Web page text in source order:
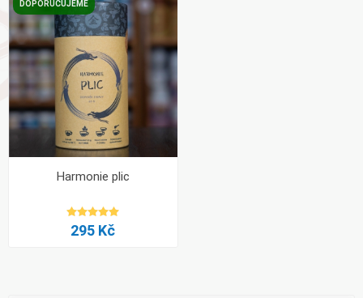
DOPORUČUJEME
Harmonie plic
295 Kč